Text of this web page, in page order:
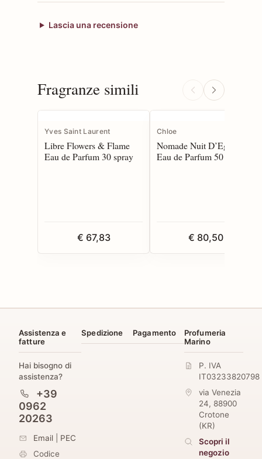
Lascia una recensione
Fragranze simili
Yves Saint Laurent
Libre Flowers & Flame
Eau de Parfum 30 spray
€ 67,83
Chloe
Nomade Nuit D’Egypte
Eau de Parfum 50 spray
€ 80,50
Assistenza e
fatture
Hai bisogno di
assistenza?
+39
0962
20263
Email
PEC
Codice
Spedizione Pagamento
Profumeria
Marino
P. IVA
IT03233820798
via Venezia
24, 88900
Crotone
(KR)
Scopri il
negozio